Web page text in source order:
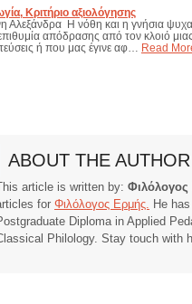
Κριτήριο αξιολόγησης
Αλεξάνδρα Η νόθη και η γνήσια
απόδρασης από τον κλοιό
ή που μας έγινε αφ…
Read
ABOUT THE AUTHOR
article is written by:
for Φιλόλογος Ερμής. He
Diploma in Applied
Philology. Stay touch with